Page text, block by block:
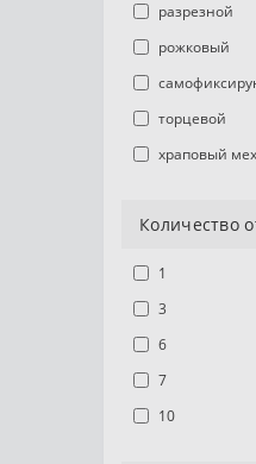
разрезной
рожковый
торцевой
храповый
Количество
1
3
6
7
10